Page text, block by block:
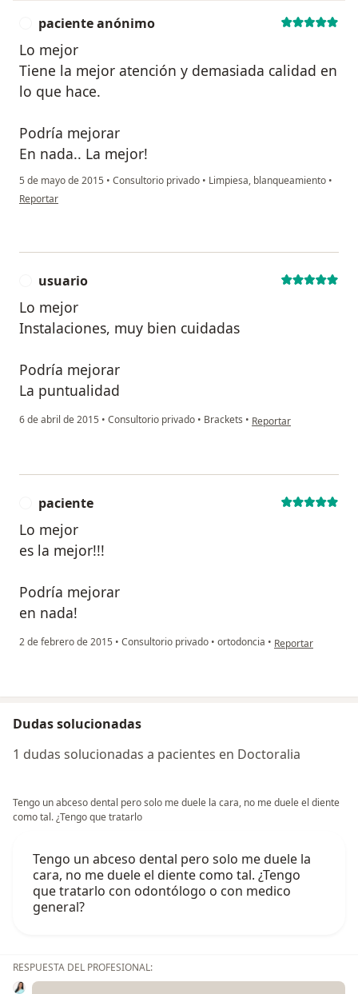
paciente anónimo
Lo mejor
Tiene la mejor atención y demasiada calidad en
lo que hace.
Podría mejorar
En nada.. La mejor!
5 de mayo de 2015 • Consultorio privado • Limpiesa, blanqueamiento •
en opinión del usuario paciente anónimo
Reportar
usuario
Lo mejor
Instalaciones, muy bien cuidadas
Podría mejorar
La puntualidad
6 de abril de 2015 • Consultorio privado • Brackets • en opinión del usuario
Reportar
paciente
Lo mejor
es la mejor!!!
Podría mejorar
en nada!
2 de febrero de 2015 • Consultorio privado • ortodoncia • en opinión del
Reportar
Dudas solucionadas
1 dudas solucionadas a pacientes en Doctoralia
Tengo un abceso dental pero solo me duele la cara, no me duele el diente
como tal. ¿Tengo que tratarlo
Tengo un abceso dental pero solo me duele la
cara, no me duele el diente como tal. ¿Tengo
que tratarlo con odontólogo o con medico
general?
RESPUESTA DEL PROFESIONAL: